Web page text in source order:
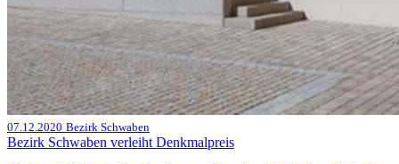
07.12.2020 Bezirk Schwaben
Bezirk Schwaben verleiht Denkmalpreis